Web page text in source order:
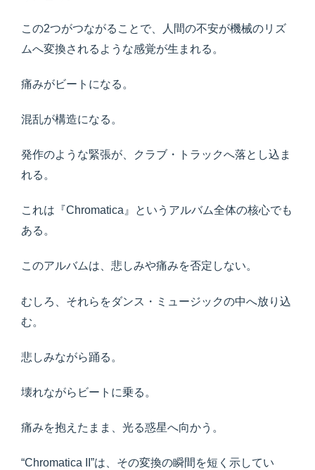
この2つがつながることで、人間の不安が機械のリズ
ムへ変換されるような感覚が生まれる。
痛みがビートになる。
混乱が構造になる。
発作のような緊張が、クラブ・トラックへ落とし込ま
れる。
これは『Chromatica』というアルバム全体の核心でも
ある。
このアルバムは、悲しみや痛みを否定しない。
むしろ、それらをダンス・ミュージックの中へ放り込
む。
悲しみながら踊る。
壊れながらビートに乗る。
痛みを抱えたまま、光る惑星へ向かう。
“Chromatica II”は、その変換の瞬間を短く示してい